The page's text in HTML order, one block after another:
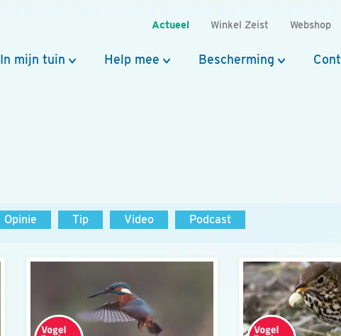
Actueel Winkel Zeist Webshop
In mijn tuin Help mee Bescherming
Opinie Tip Video Podcast